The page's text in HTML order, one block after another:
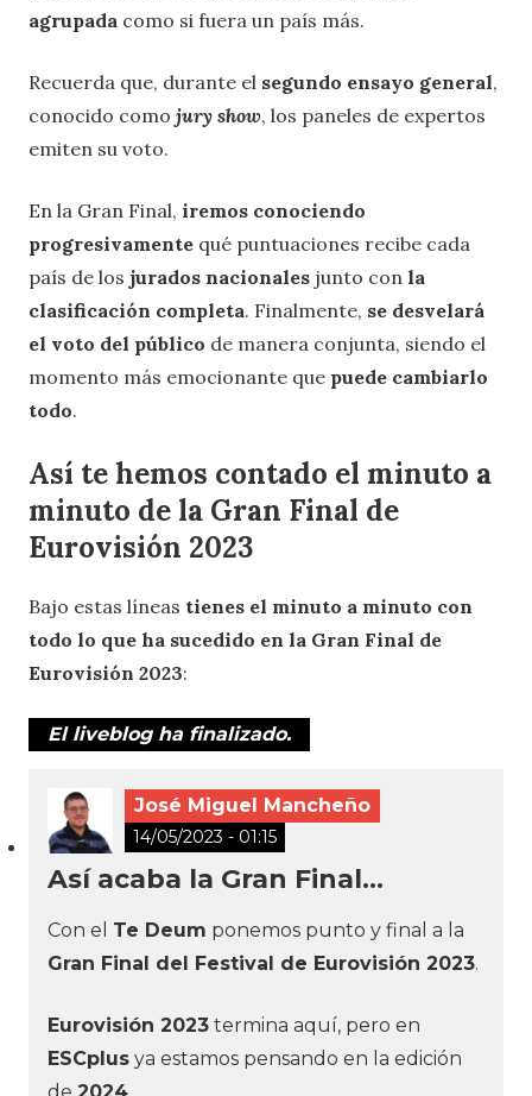
agrupada como si fuera un país más.
Recuerda que, durante el segundo ensayo general,
conocido como jury show, los paneles de expertos
emiten su voto.
En la Gran Final, iremos conociendo
progresivamente qué puntuaciones recibe cada
país de los jurados nacionales junto con la
clasificación completa. Finalmente, se desvelará
el voto del público de manera conjunta, siendo el
momento más emocionante que puede cambiarlo
todo.
Así te hemos contado el minuto a
minuto de la Gran Final de
Eurovisión 2023
Bajo estas líneas tienes el minuto a minuto con
todo lo que ha sucedido en la Gran Final de
Eurovisión 2023:
El liveblog ha finalizado.
José Miguel Mancheño
14/05/2023 - 01:15
Así acaba la Gran Final…
Con el Te Deum ponemos punto y final a la
Gran Final del Festival de Eurovisión 2023.
Eurovisión 2023 termina aquí, pero en
ESCplus ya estamos pensando en la edición
de 2024